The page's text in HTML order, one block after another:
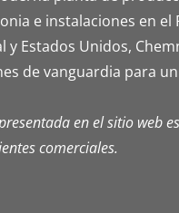
e instalaciones en el
y Estados Unidos,
de vanguardia para
en el sitio web
comerciales.